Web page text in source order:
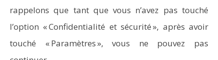
rappelons que tant que vous n’avez pas touché
l’option « Confidentialité et sécurité », après avoir
touché « Paramètres », vous ne pouvez pas